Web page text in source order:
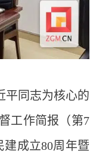
同志为核心的
工作简报（第7
成立80周年暨